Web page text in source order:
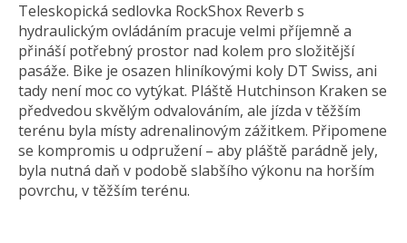
Teleskopická sedlovka RockShox Reverb s
hydraulickým ovládáním pracuje velmi příjemně a
přináší potřebný prostor nad kolem pro složitější
pasáže. Bike je osazen hliníkovými koly DT Swiss, ani
tady není moc co vytýkat. Pláště Hutchinson Kraken se
předvedou skvělým odvalováním, ale jízda v těžším
terénu byla místy adrenalinovým zážitkem. Připomene
se kompromis u odpružení – aby pláště parádně jely,
byla nutná daň v podobě slabšího výkonu na horším
povrchu, v těžším terénu.